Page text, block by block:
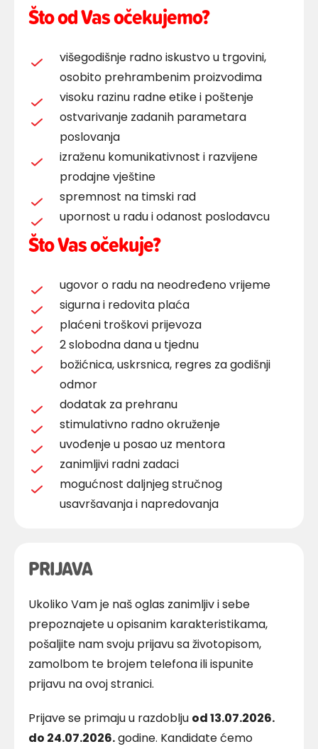
Što od Vas očekujemo?
višegodišnje radno iskustvo u trgovini,
osobito prehrambenim proizvodima
visoku razinu radne etike i poštenje
ostvarivanje zadanih parametara
poslovanja
izraženu komunikativnost i razvijene
prodajne vještine
spremnost na timski rad
upornost u radu i odanost poslodavcu
Što Vas očekuje?
ugovor o radu na neodređeno vrijeme
sigurna i redovita plaća
plaćeni troškovi prijevoza
2 slobodna dana u tjednu
božićnica, uskrsnica, regres za godišnji
odmor
dodatak za prehranu
stimulativno radno okruženje
uvođenje u posao uz mentora
zanimljivi radni zadaci
mogućnost daljnjeg stručnog
usavršavanja i napredovanja
PRIJAVA
Ukoliko Vam je naš oglas zanimljiv i sebe
prepoznajete u opisanim karakteristikama,
pošaljite nam svoju prijavu sa životopisom,
zamolbom te brojem telefona ili ispunite
prijavu na ovoj stranici.
Prijave se primaju u razdoblju od 13.07.2026.
do 24.07.2026.godine. Kandidate ćemo